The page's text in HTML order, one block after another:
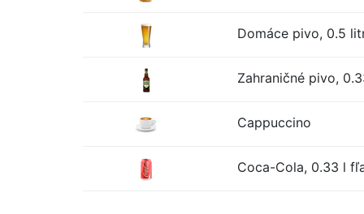
Domáce pivo, 0.5
Zahraničné pivo,
Cappuccino
Coca-Cola, 0.33 l